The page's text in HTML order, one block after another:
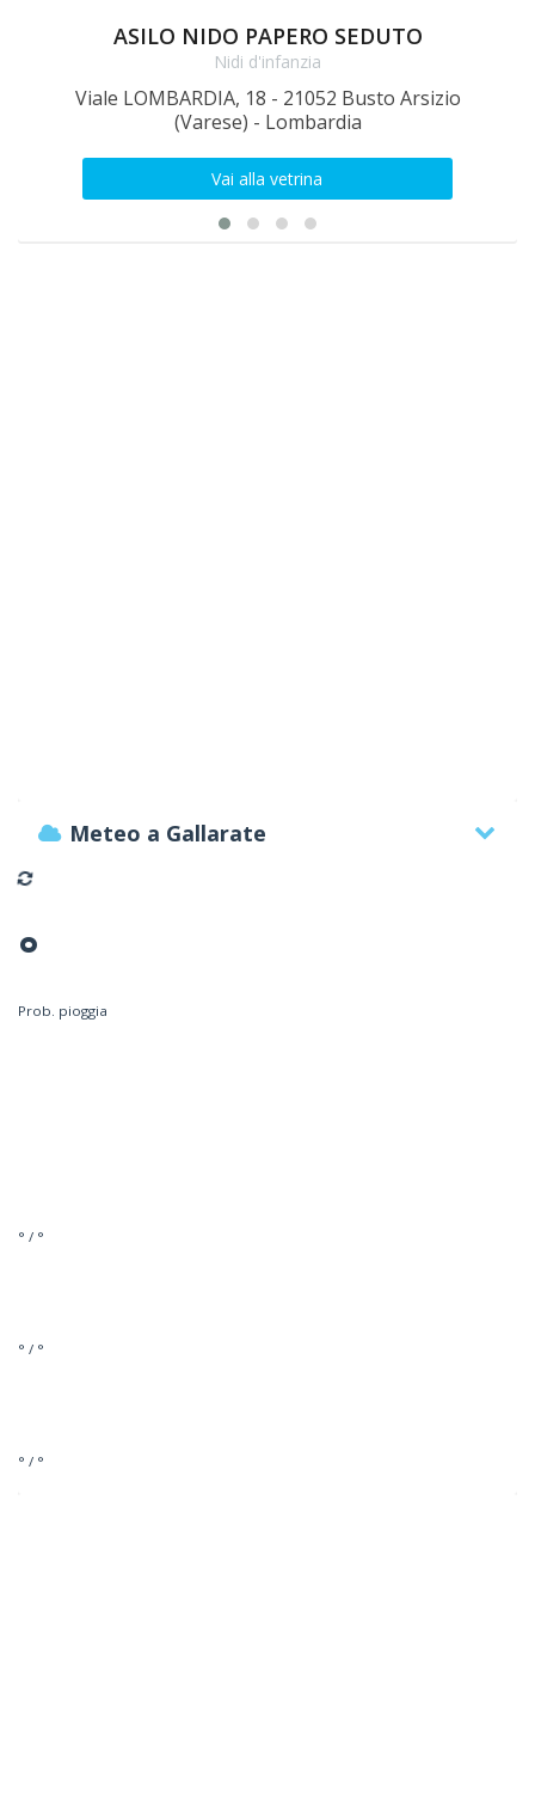
ASILO NIDO PAPERO SEDUTO
Nidi d'infanzia
Viale LOMBARDIA, 18 - 21052 Busto Arsizio
(Varese) - Lombardia
Vai alla vetrina
Meteo a Gallarate
°
Prob. pioggia
° / °
° / °
° / °